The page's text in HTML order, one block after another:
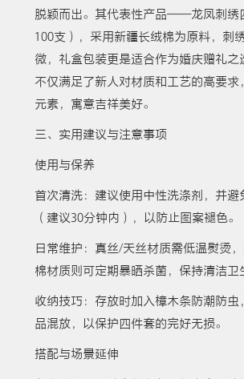
脱颖而出。其代表性产品——龙凤刺绣
100支），采用新疆长绒棉为原料，刺
微，礼盒包装更是适合作为婚庆赠礼之
不仅满足了新人对材质和工艺的高要求
元素，寓意吉祥美好。
三、实用建议与注意事项
使用与保养
首次清洗：建议使用中性洗涤剂，并避
（建议30分钟内），以防止图案褪色。
日常维护：真丝/天丝材质需低温熨烫
棉材质则可定期暴晒杀菌，保持清洁卫
收纳技巧：存放时加入樟木条防潮防虫
品混放，以保护四件套的完好无损。
搭配与场景延伸